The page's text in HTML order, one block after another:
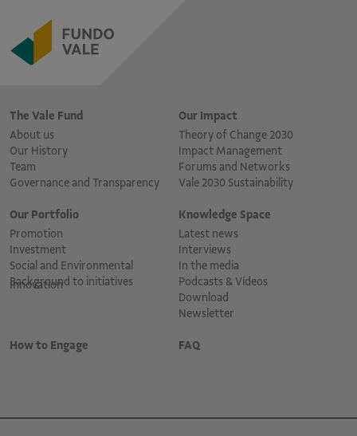
The Vale Fund
About us
Our History
Team
Governance and Transparency
Our Impact
Theory of Change 2030
Impact Management
Forums and Networks
Vale 2030 Sustainability
Our Portfolio
Promotion
Investment
Social and Environmental
Innovation
Background to initiatives
Knowledge Space
Latest news
Interviews
In the media
Podcasts & Vídeos
Download
Newsletter
How to Engage FAQ